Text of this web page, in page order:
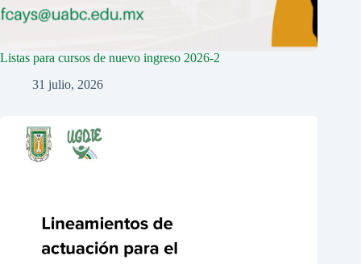
Listas para cursos de nuevo ingreso 2026-2
31 julio, 2026